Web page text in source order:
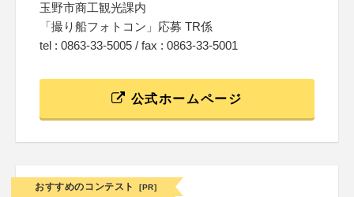
玉野市商工観光課内
「撮り船フォトコン」応募 TR係
tel : 0863-33-5005 / fax : 0863-33-5001
公式ホームページ
おすすめのコンテスト [PR]